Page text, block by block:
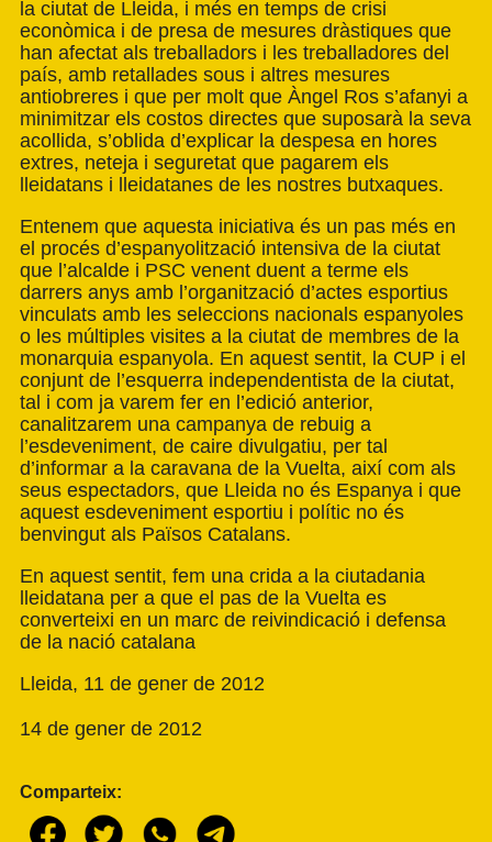
la ciutat de Lleida, i més en temps de crisi
econòmica i de presa de mesures dràstiques que
han afectat als treballadors i les treballadores del
país, amb retallades sous i altres mesures
antiobreres i que per molt que Àngel Ros s’afanyi a
minimitzar els costos directes que suposarà la seva
acollida, s’oblida d’explicar la despesa en hores
extres, neteja i seguretat que pagarem els
lleidatans i lleidatanes de les nostres butxaques.
Entenem que aquesta iniciativa és un pas més en
el procés d’espanyolització intensiva de la ciutat
que l’alcalde i PSC venent duent a terme els
darrers anys amb l’organització d’actes esportius
vinculats amb les seleccions nacionals espanyoles
o les múltiples visites a la ciutat de membres de la
monarquia espanyola. En aquest sentit, la CUP i el
conjunt de l’esquerra independentista de la ciutat,
tal i com ja varem fer en l’edició anterior,
canalitzarem una campanya de rebuig a
l’esdeveniment, de caire divulgatiu, per tal
d’informar a la caravana de la Vuelta, així com als
seus espectadors, que Lleida no és Espanya i que
aquest esdeveniment esportiu i polític no és
benvingut als Països Catalans.
En aquest sentit, fem una crida a la ciutadania
lleidatana per a que el pas de la Vuelta es
converteixi en un marc de reivindicació i defensa
de la nació catalana
Lleida, 11 de gener de 2012
14 de gener de 2012
Comparteix: